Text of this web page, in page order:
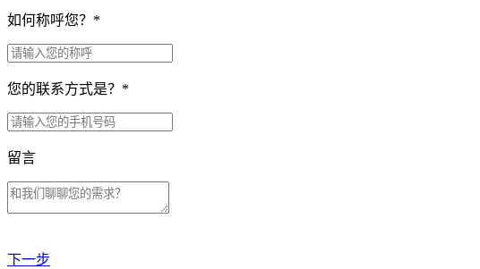
如何称呼您？ *
您的联系方式是？ *
留言
下一步